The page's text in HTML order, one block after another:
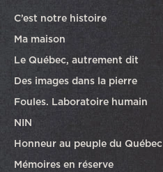
C’est notre histoire
Ma maison
Le Québec, autrement dit
Des images dans la pierre
Foules. Laboratoire humain
NIN
Honneur au peuple du Québec
Mémoires en réserve